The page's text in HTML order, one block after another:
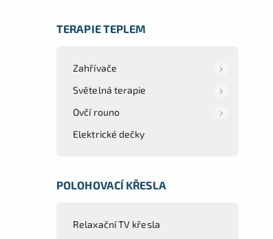
TERAPIE TEPLEM
Zahřívače
Světelná terapie
Ovčí rouno
Elektrické dečky
POLOHOVACÍ KŘESLA
Relaxační TV křesla